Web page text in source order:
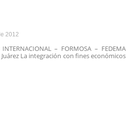
2012
INTERNACIONAL – FORMOSA – FEDEMA
La integración con fines económicos